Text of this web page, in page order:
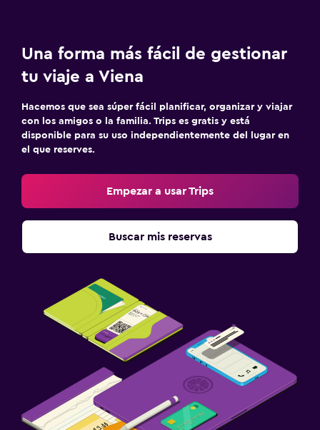
Una forma más fácil de gestionar
tu viaje a Viena
Hacemos que sea súper fácil planificar, organizar y viajar
con los amigos o la familia. Trips es gratis y está
disponible para su uso independientemente del lugar en
el que reserves.
Empezar a usar Trips
Buscar mis reservas